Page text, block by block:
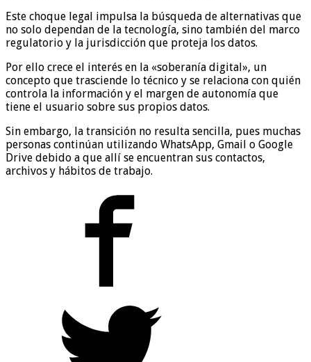
Este choque legal impulsa la búsqueda de alternativas que
no solo dependan de la tecnología, sino también del marco
regulatorio y la jurisdicción que proteja los datos.
Por ello crece el interés en la «soberanía digital», un
concepto que trasciende lo técnico y se relaciona con quién
controla la información y el margen de autonomía que
tiene el usuario sobre sus propios datos.
Sin embargo, la transición no resulta sencilla, pues muchas
personas continúan utilizando WhatsApp, Gmail o Google
Drive debido a que allí se encuentran sus contactos,
archivos y hábitos de trabajo.